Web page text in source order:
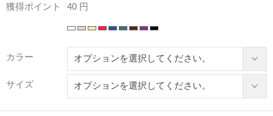
獲得ポイント 40 円
カラー
サイズ